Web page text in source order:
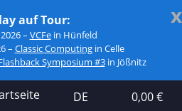
x
auf Tour:
– VCFein Hünfeld
– Classic Computingin Celle
Symposium #3in Jößnitz
DE 0,00 €